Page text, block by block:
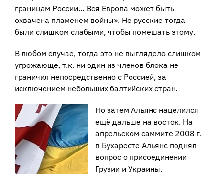
границам России… Вся Европа может быть
охвачена пламенем войны». Но русские тогда
были слишком слабыми, чтобы помешать этому.
В любом случае, тогда это не выглядело слишком
угрожающе, т.к. ни один из членов блока не
граничил непосредственно с Россией, за
исключением небольших балтийских стран.
Но затем Альянс нацелился
ещё дальше на восток. На
апрельском саммите 2008 г.
в Бухаресте Альянс поднял
вопрос о присоединении
Грузии и Украины.